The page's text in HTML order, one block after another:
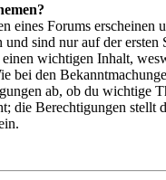
eines Forums erscheinen
sind nur auf der ersten
einen wichtigen Inhalt,
bei den
ab, ob du wichtige
die Berechtigungen stellt